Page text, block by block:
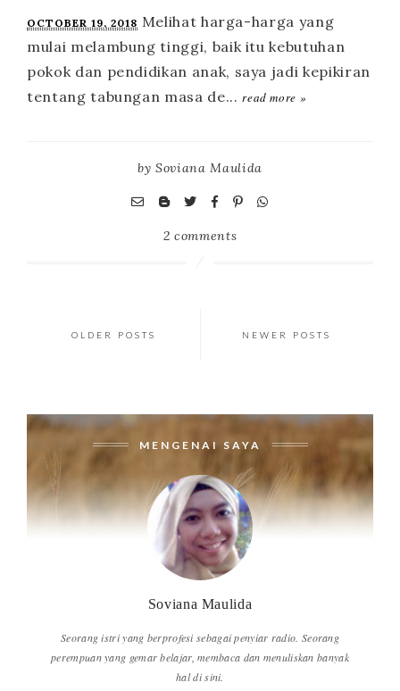
OCTOBER 19, 2018
read more »
bySoviana Maulida
2 comments
NEWER POSTS
OLDER POSTS
MENGENAI SAYA
Soviana Maulida
Seorang istri yang berprofesi sebagai penyiar radio. Seorang
perempuan yang gemar belajar, membaca dan menuliskan banyak
hal di sini.